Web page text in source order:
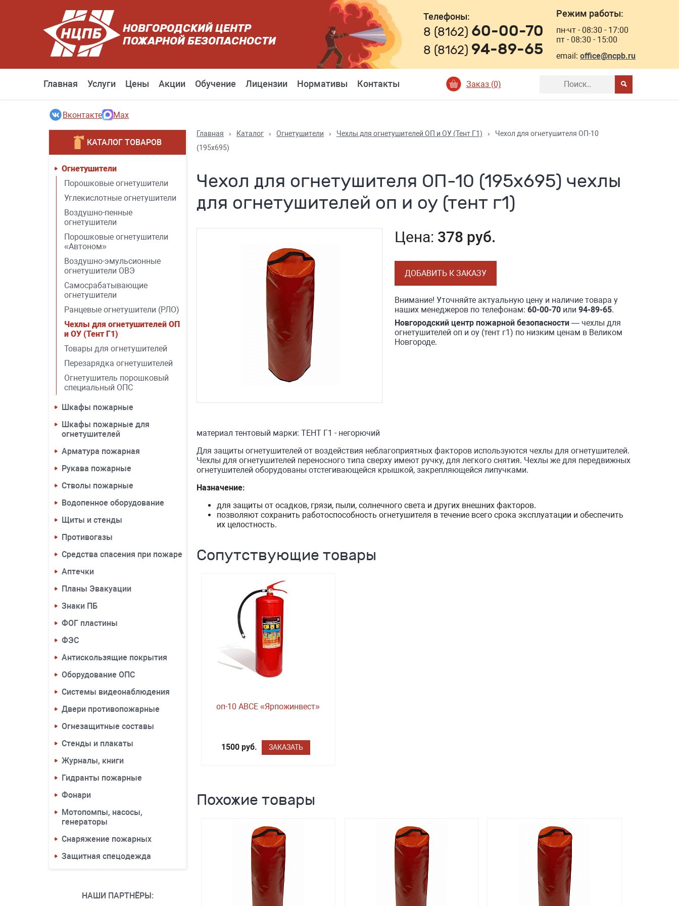
НОВГОРОДСКИЙ ЦЕНТР
ПОЖАРНОЙ БЕЗОПАСНОСТИ
Телефоны:
8 (8162) 60-00-70
8 (8162) 94-89-65
Режим работы:
пн-чт - 08:30 - 17:00
пт - 08:30 - 15:00
email: office@ncpb.ru
Главная Услуги Цены Акции Обучение Лицензии Нормативы Контакты Заказ (0)
Вконтакте Max
КАТАЛОГ ТОВАРОВ
Огнетушители
Порошковые огнетушители
Углекислотные огнетушители
Воздушно-пенные
огнетушители
Порошковые огнетушители
«Автоном»
Воздушно-эмульсионные
огнетушители ОВЭ
Самосрабатывающие
огнетушители
Ранцевые огнетушители (РЛО)
Чехлы для огнетушителей ОП
и ОУ (Тент Г1)
Товары для огнетушителей
Перезарядка огнетушителей
Огнетушитель порошковый
специальный ОПС
Шкафы пожарные
Шкафы пожарные для
огнетушителей
Арматура пожарная
Рукава пожарные
Стволы пожарные
Водопенное оборудование
Щиты и стенды
Противогазы
Средства спасения при пожаре
Аптечки
Планы Эвакуации
Знаки ПБ
ФОГ пластины
ФЭС
Антискользящие покрытия
Оборудование ОПС
Системы видеонаблюдения
Двери противопожарные
Огнезащитные составы
Стенды и плакаты
Журналы, книги
Гидранты пожарные
Фонари
Мотопомпы, насосы,
генераторы
Снаряжение пожарных
Защитная спецодежда
НАШИ ПАРТНЁРЫ:
Главная › Каталог › Огнетушители › Чехлы для огнетушителей ОП и ОУ (Тент Г1) ›
Чехол для огнетушителя ОП-10
(195х695)
Чехол для огнетушителя ОП-10 (195х695) чехлы
для огнетушителей оп и оу (тент г1)
Цена: 378 руб.
ДОБАВИТЬ К ЗАКАЗУ
Внимание! Уточняйте актуальную цену и наличие товара у
наших менеджеров по телефонам: 60-00-70или 94-89-65.
Новгородский центр пожарной безопасности— чехлы для
огнетушителей оп и оу (тент г1) по низким ценам в Великом
Новгороде.
материал тентовый марки: ТЕНТ Г1 - негорючий
Для защиты огнетушителей от воздействия неблагоприятных факторов используются чехлы для огнетушителей.
Чехлы для огнетушителей переносного типа сверху имеют ручку, для легкого снятия. Чехлы же для передвижных
огнетушителей оборудованы отстегивающейся крышкой, закрепляющейся липучками.
Назначение:
для защиты от осадков, грязи, пыли, солнечного света и других внешних факторов.
позволяют сохранить работоспособность огнетушителя в течение всего срока эксплуатации и обеспечить
их целостность.
Сопутствующие товары
оп-10 ABCE «Ярпожинвест»
1500 руб. ЗАКАЗАТЬ
Похожие товары